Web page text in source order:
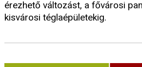
érezhető változást, a fővárosi
kisvárosi téglaépületekig.